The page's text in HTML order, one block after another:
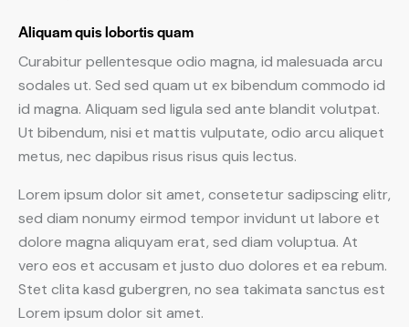
Aliquam quis lobortis quam
Curabitur pellentesque odio magna, id malesuada arcu
sodales ut. Sed sed quam ut ex bibendum commodo id
id magna. Aliquam sed ligula sed ante blandit volutpat.
Ut bibendum, nisi et mattis vulputate, odio arcu aliquet
metus, nec dapibus risus risus quis lectus.
Lorem ipsum dolor sit amet, consetetur sadipscing elitr,
sed diam nonumy eirmod tempor invidunt ut labore et
dolore magna aliquyam erat, sed diam voluptua. At
vero eos et accusam et justo duo dolores et ea rebum.
Stet clita kasd gubergren, no sea takimata sanctus est
Lorem ipsum dolor sit amet.